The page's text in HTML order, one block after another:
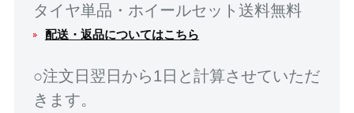
タイヤ単品・ホイールセット送料無料
配送・返品についてはこちら
○注文日翌日から1日と計算させていただ
きます。